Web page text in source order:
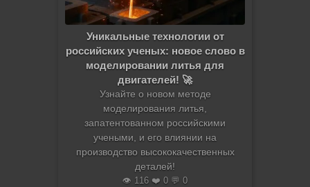
Уникальные технологии от
российских ученых: новое слово в
моделировании литья для
двигателей! 🚀
Узнайте о новом методе
моделирования литья,
запатентованном российскими
учеными, и его влиянии на
производство высококачественных
деталей!
👁️ 116 ❤️ 0 💬 0